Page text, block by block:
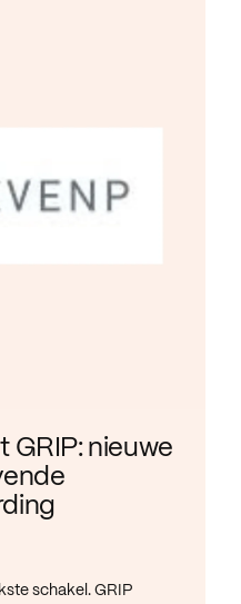
GRIP: nieuwe
schakel. GRIP